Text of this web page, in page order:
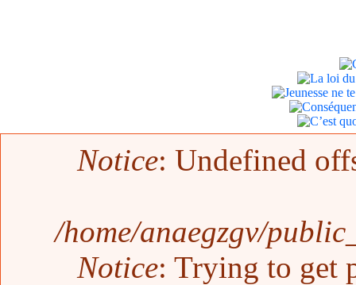
Error message
Notice: Undefined
/home/anaegzgv/
Notice: Trying to get